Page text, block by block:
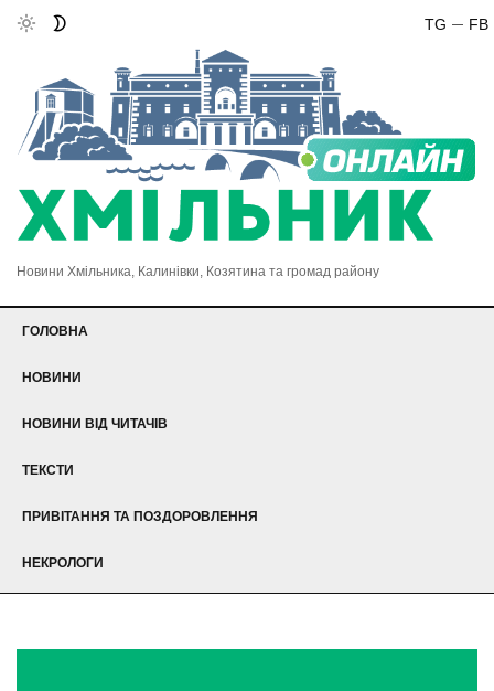
FB
TG
Новини Хмільника, Калинівки, Козятина та громад району
ГОЛОВНА
НОВИНИ
НОВИНИ ВІД ЧИТАЧІВ
ТЕКСТИ
ПРИВІТАННЯ ТА ПОЗДОРОВЛЕННЯ
НЕКРОЛОГИ